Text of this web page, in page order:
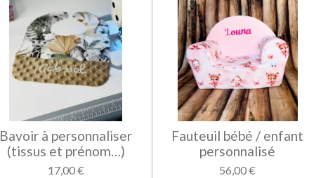
Bavoir à personnaliser
(tissus et prénom…)
17,00 €
Fauteuil bébé / enfant
personnalisé
56,00 €